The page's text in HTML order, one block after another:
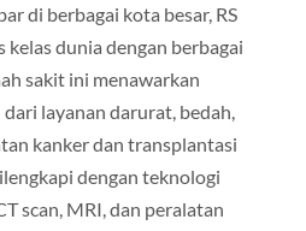
di berbagai kota besar, RS
dunia dengan berbagai
sakit ini menawarkan
layanan darurat, bedah,
kanker dan transplantasi
dengan teknologi
scan, MRI, dan peralatan